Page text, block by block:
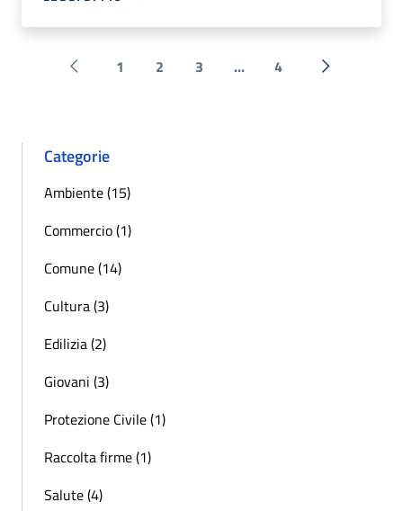
Pagina precedente
1 2 3 ... 4 Successiva
Categorie
Ambiente (15)
Commercio (1)
Comune (14)
Cultura (3)
Edilizia (2)
Giovani (3)
Protezione Civile (1)
Raccolta firme (1)
Salute (4)